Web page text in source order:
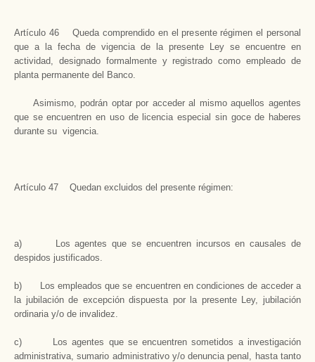
Artículo 46 Queda comprendido en el presente régimen el personal
que a la fecha de vigencia de la presente Ley se encuentre en
actividad, designado formalmente y registrado como empleado de
planta permanente del Banco.
Asimismo, podrán optar por acceder al mismo aquellos agentes
que se encuentren en uso de licencia especial sin goce de haberes
durante su vigencia.
Artículo 47 Quedan excluidos del presente régimen:
a) Los agentes que se encuentren incursos en causales de
despidos justificados.
b) Los empleados que se encuentren en condiciones de acceder a
la jubilación de excepción dispuesta por la presente Ley, jubilación
ordinaria y/o de invalidez.
c) Los agentes que se encuentren sometidos a investigación
administrativa, sumario administrativo y/o denuncia penal, hasta tanto